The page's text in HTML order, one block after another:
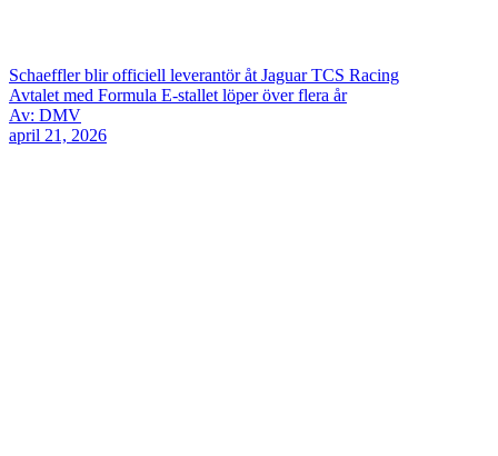
Schaeffler blir officiell leverantör åt Jaguar TCS Racing
Avtalet med Formula E-stallet löper över flera år
Av: DMV
april 21, 2026